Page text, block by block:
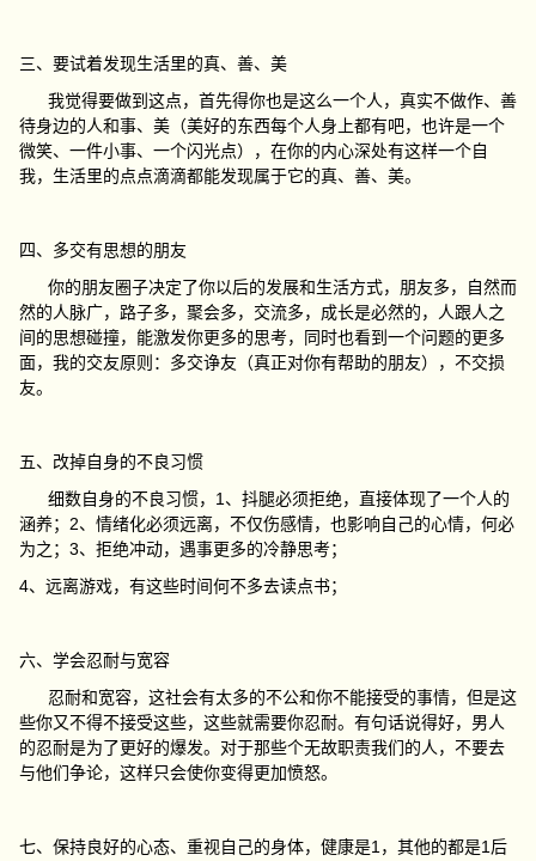
三、要试着发现生活里的真、善、美
我觉得要做到这点，首先得你也是这么一个人，真实不做作、善
待身边的人和事、美（美好的东西每个人身上都有吧，也许是一个
微笑、一件小事、一个闪光点），在你的内心深处有这样一个自
我，生活里的点点滴滴都能发现属于它的真、善、美。
四、多交有思想的朋友
你的朋友圈子决定了你以后的发展和生活方式，朋友多，自然而
然的人脉广，路子多，聚会多，交流多，成长是必然的，人跟人之
间的思想碰撞，能激发你更多的思考，同时也看到一个问题的更多
面，我的交友原则： 多交诤友（真正对你有帮助的朋友），不交损
友。
五、改掉自身的不良习惯
细数自身的不良习惯，1、抖腿必须拒绝，直接体现了一个人的
涵养；2、情绪化必须远离，不仅伤感情，也影响自己的心情，何必
为之；3、拒绝冲动，遇事更多的冷静思考；
4、远离游戏，有这些时间何不多去读点书；
六、学会忍耐与宽容
忍耐和宽容，这社会有太多的不公和你不能接受的事情，但是这
些你又不得不接受这些，这些就需要你忍耐。有句话说得好，男人
的忍耐是为了更好的爆发。对于那些个无故职责我们的人，不要去
与他们争论，这样只会使你变得更加愤怒。
七、保持良好的心态、重视自己的身体，健康是1，其他的都是1后